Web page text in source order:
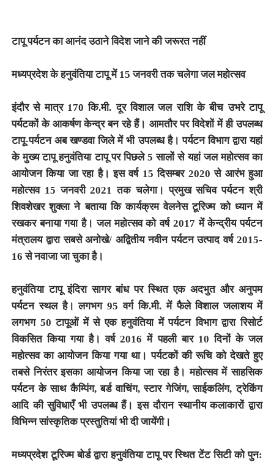
टापू पर्यटन का आनंद उठाने विदेश जाने की जरूरत नहीं
मध्यप्रदेश के हनुवंतिया टापू में 15 जनवरी तक चलेगा जल महोत्सव
इंदौर से मात्र 170 कि.मी. दूर विशाल जल राशि के बीच उभरे टापू
पर्यटकों के आकर्षण केन्द्र बन रहे हैं। आमतौर पर विदेशों में ही उपलब्ध
टापू-पर्यटन अब खण्डवा जिले में भी उपलब्ध है। पर्यटन विभाग द्वारा यहां
के मुख्य टापू हनुवंतिया टापू पर पिछले 5 सालों से यहां जल महोत्सव का
आयोजन किया जा रहा है। इस वर्ष 15 दिसम्बर 2020 से आरंभ हुआ
महोत्सव 15 जनवरी 2021 तक चलेगा। प्रमुख सचिव पर्यटन श्री
शिवशेखर शुक्ला ने बताया कि कार्यक्रम वेलनेस टूरिज्म को ध्यान में
रखकर बनाया गया है। जल महोत्सव को वर्ष 2017 में केन्द्रीय पर्यटन
मंत्रालय द्वारा सबसे अनोखे/ अद्वितीय नवीन पर्यटन उत्पाद वर्ष 2015-
16 से नवाजा जा चुका है।
हनुवंतिया टापू इंदिरा सागर बांध पर स्थित एक अदभुत और अनुपम
पर्यटन स्थल है। लगभग 95 वर्ग कि.मी. में फैले विशाल जलाशय में
लगभग 50 टापूओं में से एक हनुवंतिया में पर्यटन विभाग द्वारा रिसोर्ट
विकसित किया गया है। वर्ष 2016 में पहली बार 10 दिनों के जल
महोत्सव का आयोजन किया गया था। पर्यटकों की रूचि को देखते हुए
तबसे निरंतर इसका आयोजन किया जा रहा है। महोत्सव में साहसिक
पर्यटन के साथ कैम्पिंग, बर्ड वाचिंग, स्टार गेजिंग, साईकलिंग, ट्रेकिंग
आदि की सुविधाएँ भी उपलब्ध हैं। इस दौरान स्थानीय कलाकारों द्वारा
विभिन्न सांस्कृतिक प्रस्तुतियां भी दी जायेंगी।
मध्यप्रदेश टूरिज्म बोर्ड द्वारा हनुवंतिया टापू पर स्थित टेंट सिटी को पुन: